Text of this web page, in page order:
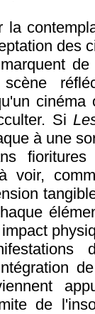
la
des
Si
à une
voir,
de